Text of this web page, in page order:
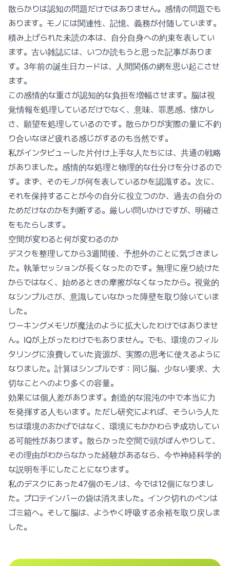
散らかりは認知の問題だけではありません。感情の問題でも
あります。モノには関連性、記憶、義務が付随しています。
積み上げられた未読の本は、自分自身への約束を表してい
ます。古い雑誌には、いつか読もうと思った記事がありま
す。3年前の誕生日カードは、人間関係の網を思い起こさせ
ます。
この感情的な重さが認知的な負担を増幅させます。脳は視
覚情報を処理しているだけでなく、意味、罪悪感、懐かし
さ、願望を処理しているのです。散らかりが実際の量に不釣
り合いなほど疲れる感じがするのも当然です。
私がインタビューした片付け上手な人たちには、共通の戦略
がありました。感情的な処理と物理的な仕分けを分けるので
す。まず、そのモノが何を表しているかを認識する。次に、
それを保持することが今の自分に役立つのか、過去の自分の
ためだけなのかを判断する。厳しい問いかけですが、明確さ
をもたらします。
空間が変わると何が変わるのか
デスクを整理してから3週間後、予想外のことに気づきまし
た。執筆セッションが長くなったのです。無理に座り続けた
からではなく、始めるときの摩擦がなくなったから。視覚的
なシンプルさが、意識していなかった障壁を取り除いていま
した。
ワーキングメモリが魔法のように拡大したわけではありませ
ん。IQが上がったわけでもありません。でも、環境のフィル
タリングに浪費していた資源が、実際の思考に使えるように
なりました。計算はシンプルです：同じ脳、少ない要求、大
切なことへのより多くの容量。
効果には個人差があります。創造的な混沌の中で本当に力
を発揮する人もいます。ただし研究によれば、そういう人た
ちは環境のおかげではなく、環境にもかかわらず成功してい
る可能性があります。散らかった空間で頭がぼんやりして、
その理由がわからなかった経験があるなら、今や神経科学的
な説明を手にしたことになります。
私のデスクにあった47個のモノは、今では12個になりまし
た。プロテインバーの袋は消えました。インク切れのペンは
ゴミ箱へ。そして脳は、ようやく呼吸する余裕を取り戻しま
した。